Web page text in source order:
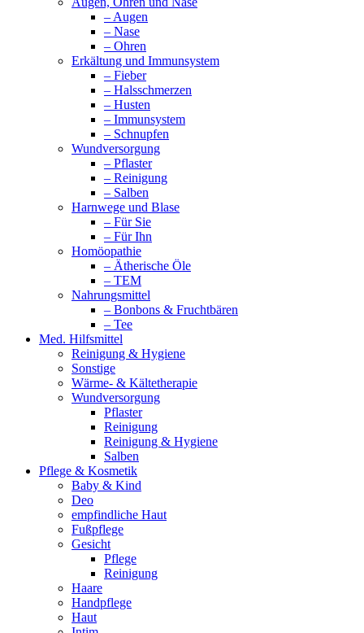
– Augen
– Nase
– Ohren
Erkältung und Immunsystem
– Fieber
– Halsschmerzen
– Husten
– Immunsystem
– Schnupfen
Wundversorgung
– Pflaster
– Reinigung
– Salben
Harnwege und Blase
– Für Sie
– Für Ihn
Homöopathie
– Ätherische Öle
– TEM
Nahrungsmittel
– Bonbons & Fruchtbären
– Tee
Med. Hilfsmittel
Reinigung & Hygiene
Sonstige
Wärme- & Kältetherapie
Wundversorgung
Pflaster
Reinigung
Reinigung & Hygiene
Salben
Pflege & Kosmetik
Baby & Kind
Deo
empfindliche Haut
Fußpflege
Gesicht
Pflege
Reinigung
Haare
Handpflege
Haut